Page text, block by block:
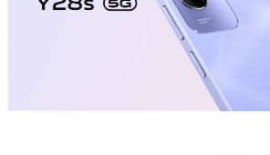
Perú | Seleccione país/